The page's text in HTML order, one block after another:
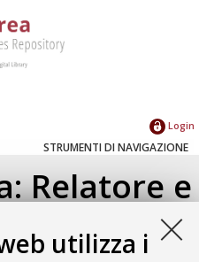
utilizza i
Login
STRUMENTI DI NAVIGAZIONE
Relatore e